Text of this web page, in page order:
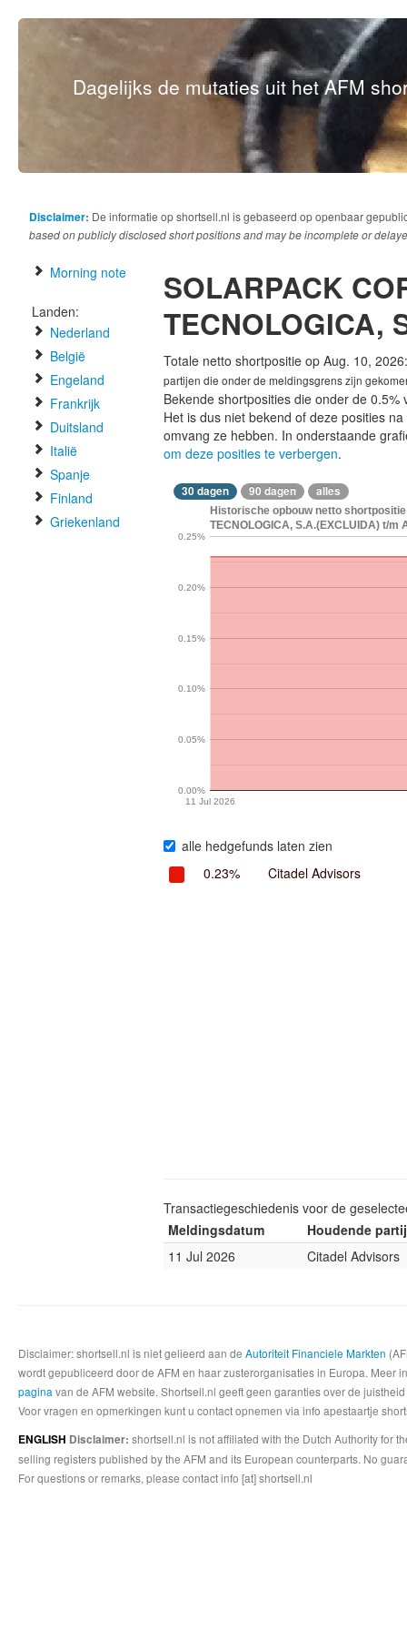
Dagelijks de mutaties uit het AFM
Disclaimer: De informatie op shortsell.nl is gebaseerd op openbaar
based on publicly disclosed short positions and may be incomplete or
Morning note
Landen:
Nederland
België
Engeland
Frankrijk
Duitsland
Italië
Spanje
Finland
Griekenland
SOLARPACK
TECNOLOGICA,
Totale netto shortpositie op Aug. 10,
partijen die onder de meldingsgrens zijn
Bekende shortposities die onder de
Het is dus niet bekend of deze posities
omvang ze hebben. In onderstaande
om deze posities te verbergen.
30 dagen 90 dagen alles
Historische opbouw netto
TECNOLOGICA, S.A.(EXCLUIDA) t/m
11 Jul 2026
0.00%
0.05%
0.10%
0.15%
0.20%
0.25%
alle hedgefunds laten zien
0.23%
Citadel Advisors
Transactiegeschiedenis voor de
Meldingsdatum
Houdende partij
11 Jul 2026
Citadel Advisors
Disclaimer: shortsell.nl is niet gelieerd aan de Autoriteit Financiele Markten
wordt gepubliceerd door de AFM en haar zusterorganisaties in Europa.
pagina van de AFM website. Shortsell.nl geeft geen garanties over de
Voor vragen en opmerkingen kunt u contact opnemen via info apestaartje
ENGLISH Disclaimer: shortsell.nl is not affiliated with the Dutch Authority for
selling registers published by the AFM and its European counterparts. No
For questions or remarks, please contact info [at] shortsell.nl